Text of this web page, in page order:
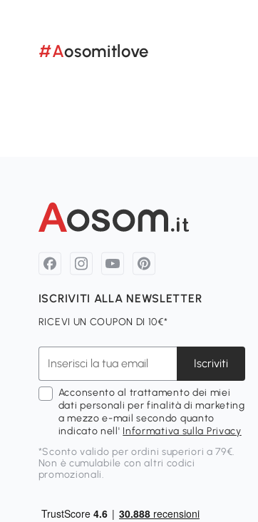
#Aosomitlove
ISCRIVITI ALLA NEWSLETTER
RICEVI UN COUPON DI 10€*
Iscriviti
Acconsento al trattamento dei miei
dati personali per finalità di marketing
a mezzo e-mail secondo quanto
indicato nell' Informativa sulla Privacy
*Sconto valido per ordini superiori a 79€.
Non è cumulabile con altri codici
promozionali.